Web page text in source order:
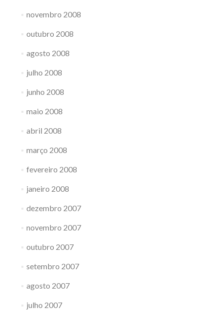
novembro 2008
outubro 2008
agosto 2008
julho 2008
junho 2008
maio 2008
abril 2008
março 2008
fevereiro 2008
janeiro 2008
dezembro 2007
novembro 2007
outubro 2007
setembro 2007
agosto 2007
julho 2007